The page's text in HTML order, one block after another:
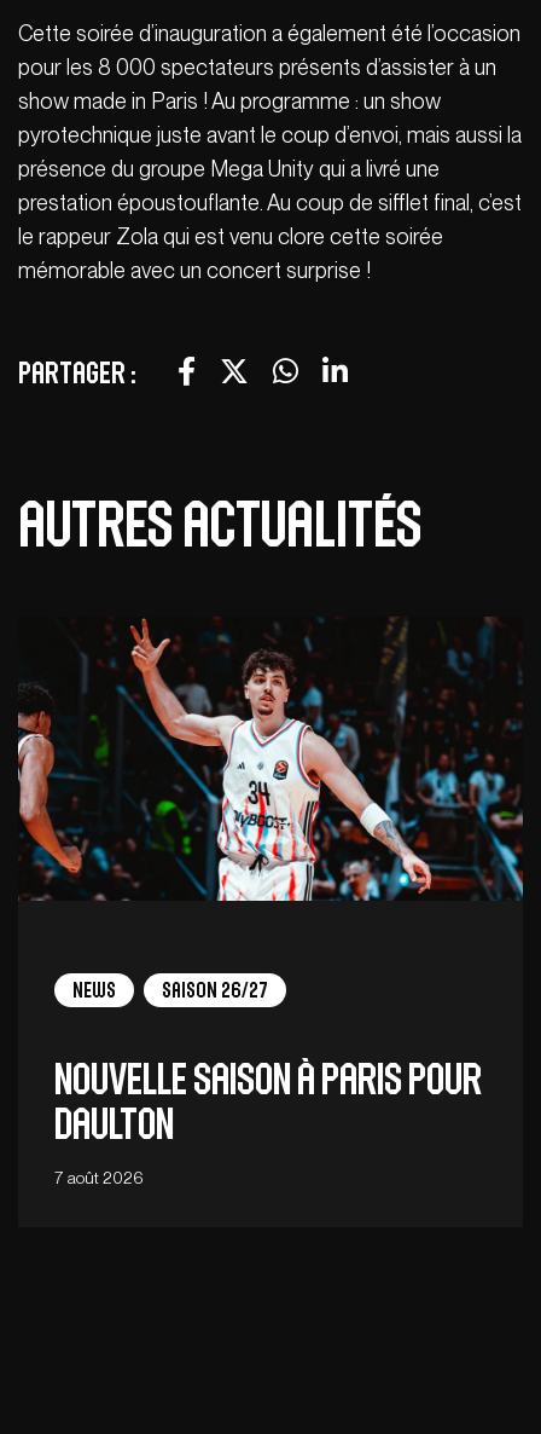
Cette soirée d’inauguration a également été l’occasion
pour les 8 000 spectateurs présents d’assister à un
show made in Paris ! Au programme : un show
pyrotechnique juste avant le coup d’envoi, mais aussi la
présence du groupe Mega Unity qui a livré une
prestation époustouflante. Au coup de sifflet final, c’est
le rappeur Zola qui est venu clore cette soirée
mémorable avec un concert surprise !
Partager :
Autres actualités
News Saison 26/27
Nouvelle saison à Paris pour
Daulton
7 août 2026